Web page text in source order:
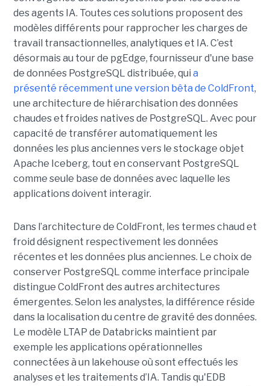
des agents IA. Toutes ces solutions proposent des
modèles différents pour rapprocher les charges de
travail transactionnelles, analytiques et IA. C’est
désormais au tour de pgEdge, fournisseur d'une base
de données PostgreSQL distribuée, qui a
présenté récemment une version bêta de ColdFront,
une architecture de hiérarchisation des données
chaudes et froides natives de PostgreSQL. Avec pour
capacité de transférer automatiquement les
données les plus anciennes vers le stockage objet
Apache Iceberg, tout en conservant PostgreSQL
comme seule base de données avec laquelle les
applications doivent interagir.
Dans l’architecture de ColdFront, les termes chaud et
froid désignent respectivement les données
récentes et les données plus anciennes. Le choix de
conserver PostgreSQL comme interface principale
distingue ColdFront des autres architectures
émergentes. Selon les analystes, la différence réside
dans la localisation du centre de gravité des données.
Le modèle LTAP de Databricks maintient par
exemple les applications opérationnelles
connectées à un lakehouse où sont effectués les
analyses et les traitements d’IA. Tandis qu'EDB